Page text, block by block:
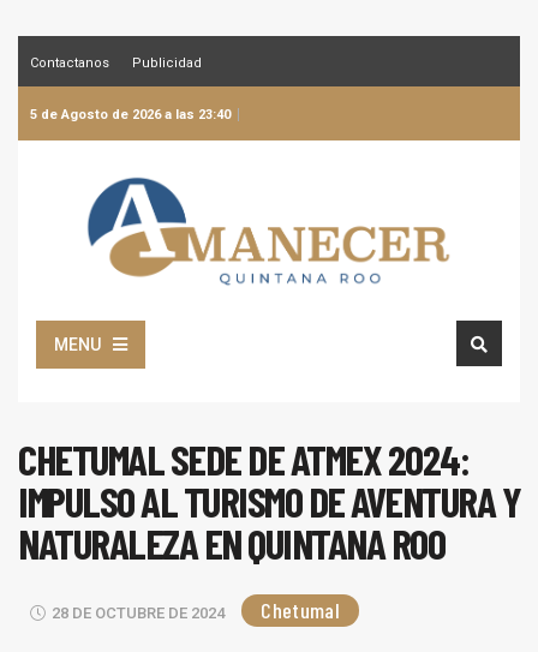
Contactanos Publicidad
5 de Agosto de 2026 a las 23:40
MENU
CHETUMAL SEDE DE ATMEX 2024:
IMPULSO AL TURISMO DE AVENTURA Y
NATURALEZA EN QUINTANA ROO
28 DE OCTUBRE DE 2024 Chetumal